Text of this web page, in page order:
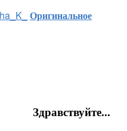
Оригинальное
Здравствуйте...